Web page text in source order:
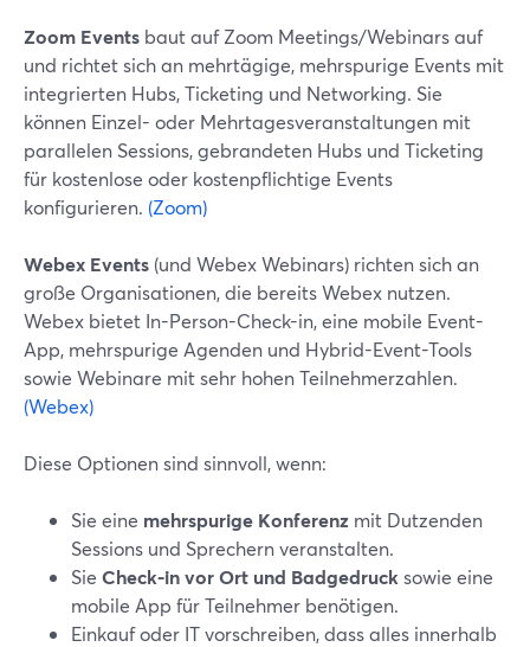
Zoom Events baut auf Zoom Meetings/Webinars auf
und richtet sich an mehrtägige, mehrspurige Events mit
integrierten Hubs, Ticketing und Networking. Sie
können Einzel- oder Mehrtagesveranstaltungen mit
parallelen Sessions, gebrandeten Hubs und Ticketing
für kostenlose oder kostenpflichtige Events
konfigurieren. (Zoom)
Webex Events (und Webex Webinars) richten sich an
große Organisationen, die bereits Webex nutzen.
Webex bietet In-Person-Check-in, eine mobile Event-
App, mehrspurige Agenden und Hybrid-Event-Tools
sowie Webinare mit sehr hohen Teilnehmerzahlen.
(Webex)
Diese Optionen sind sinnvoll, wenn:
Sie eine mehrspurige Konferenz mit Dutzenden
Sessions und Sprechern veranstalten.
Sie Check-in vor Ort und Badgedruck sowie eine
mobile App für Teilnehmer benötigen.
Einkauf oder IT vorschreiben, dass alles innerhalb